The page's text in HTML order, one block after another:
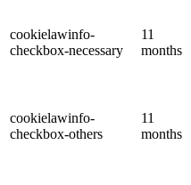
cookielawinfo-
checkbox-necessary
11
months
cookielawinfo-
checkbox-others
11
months